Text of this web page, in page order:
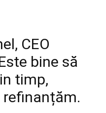
CEO
bine să
timp,
refinanțăm.